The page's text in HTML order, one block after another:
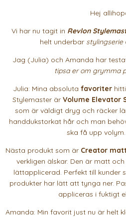
Hej
Vi har nu tagit in Revlon
helt underbar stylingserie
Jag (Julia) och Amanda har
tipsa er om grymma
Julia: Mina absoluta favoriter
Stylemaster är Volume Elevator
som är väldigt dryg och räcker
handdukstorkat hår och man
ska få upp volym.
Nästa produkt som är Creator
verkligen älskar. Den är matt
lättapplicerad. Perfekt till kunder
produkter har lätt att tynga ner.
appliceras i fuktigt
Amanda: Min favorit just nu är helt